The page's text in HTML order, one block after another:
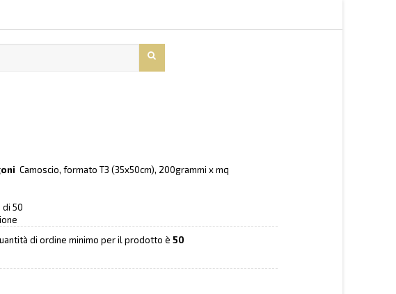
Camoscio, formato T3 (35x50cm), 200grammi x mq
50
di ordine minimo per il prodotto è 50